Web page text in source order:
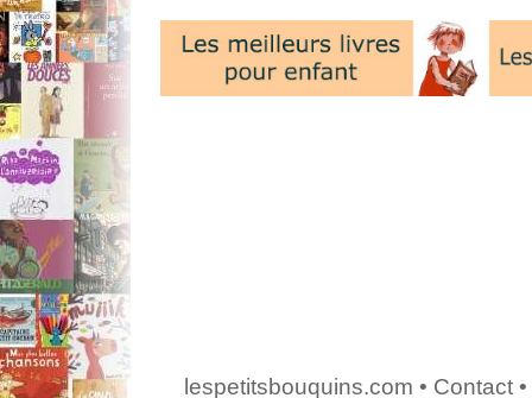
lespetitsbouquins.com • Contact•